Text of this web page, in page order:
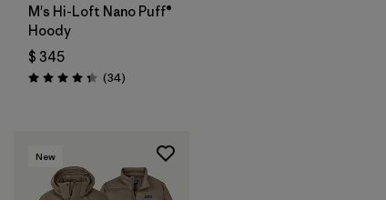
M's Hi-Loft Nano Puff®
Hoody
$ 345
Valoración: 4.3 / 5
(34Comentarios
)
New